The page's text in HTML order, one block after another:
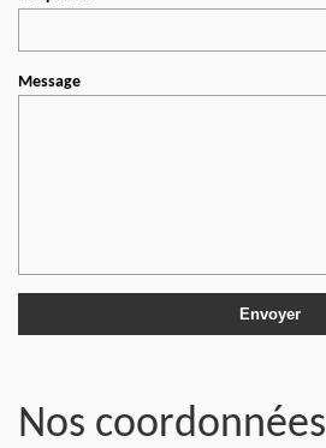
Message
Nos coordonnées